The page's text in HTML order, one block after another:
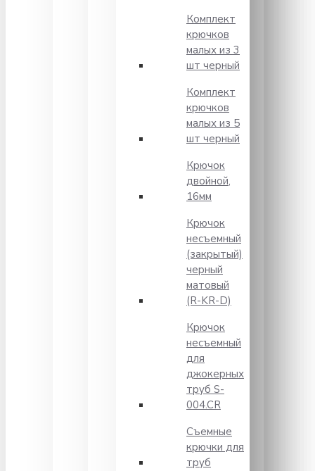
Комплект
крючков
малых из 3
шт черный
Комплект
крючков
малых из 5
шт черный
Крючок
двойной,
16мм
Крючок
несъемный
(закрытый)
черный
матовый
(R-KR-D)
Крючок
несъемный
для
джокерных
труб S-
004.CR
Съемные
крючки для
труб